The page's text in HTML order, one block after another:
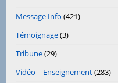
Message Info (421)
Témoignage(3)
Tribune(29)
Vidéo – Enseignement(283)